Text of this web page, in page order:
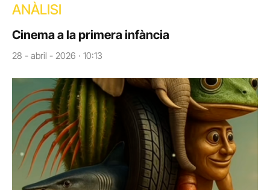
ANÀLISI
Cinema a la primera infància
28 - abril - 2026 · 10:13